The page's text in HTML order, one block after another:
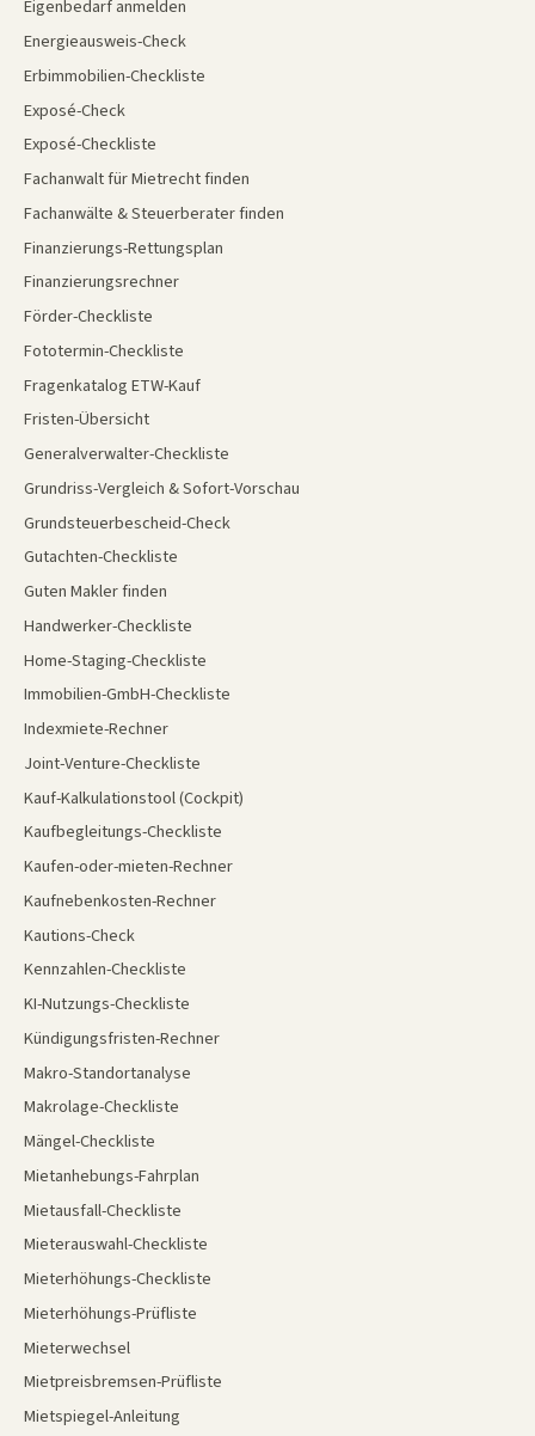
Eigenbedarf anmelden
Energieausweis-Check
Erbimmobilien-Checkliste
Exposé-Check
Exposé-Checkliste
Fachanwalt für Mietrecht finden
Fachanwälte & Steuerberater finden
Finanzierungs-Rettungsplan
Finanzierungsrechner
Förder-Checkliste
Fototermin-Checkliste
Fragenkatalog ETW-Kauf
Fristen-Übersicht
Generalverwalter-Checkliste
Grundriss-Vergleich & Sofort-Vorschau
Grundsteuerbescheid-Check
Gutachten-Checkliste
Guten Makler finden
Handwerker-Checkliste
Home-Staging-Checkliste
Immobilien-GmbH-Checkliste
Indexmiete-Rechner
Joint-Venture-Checkliste
Kauf-Kalkulationstool (Cockpit)
Kaufbegleitungs-Checkliste
Kaufen-oder-mieten-Rechner
Kaufnebenkosten-Rechner
Kautions-Check
Kennzahlen-Checkliste
KI-Nutzungs-Checkliste
Kündigungsfristen-Rechner
Makro-Standortanalyse
Makrolage-Checkliste
Mängel-Checkliste
Mietanhebungs-Fahrplan
Mietausfall-Checkliste
Mieterauswahl-Checkliste
Mieterhöhungs-Checkliste
Mieterhöhungs-Prüfliste
Mieterwechsel
Mietpreisbremsen-Prüfliste
Mietspiegel-Anleitung